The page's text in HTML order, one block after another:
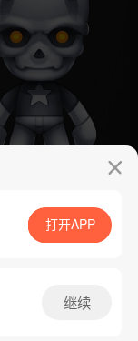
App免费看
打开APP
继续